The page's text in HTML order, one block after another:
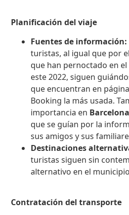
Planificación del viaje
Fuentes de información:
turistas, al igual que por
que han pernoctado en
este 2022, siguen
que encuentran en
Booking la más usada.
importancia en
que se guían por la
sus amigos y sus
Destinaciones
turistas siguen sin
alternativo en el
Contratación del transporte